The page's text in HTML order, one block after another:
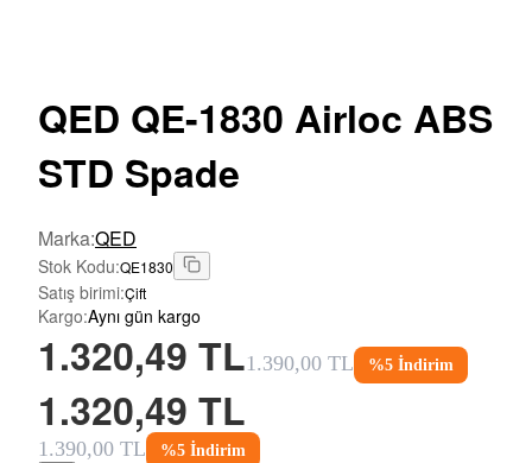
QED QE-1830 Airloc ABS
STD Spade
Marka:QED
Stok Kodu:QE1830
Satış birimi:Çift
Kargo:Aynı gün kargo
1.320,49 TL1.390,00 TL %5 İndirim
1.320,49 TL
1.390,00 TL %5 İndirim